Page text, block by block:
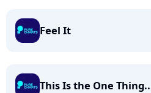
Feel It
This Is the One